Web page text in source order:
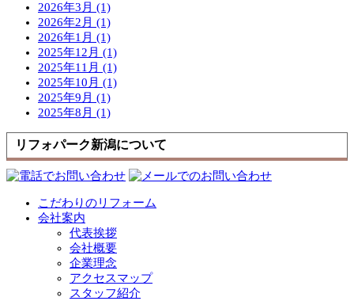
2026年3月 (1)
2026年2月 (1)
2026年1月 (1)
2025年12月 (1)
2025年11月 (1)
2025年10月 (1)
2025年9月 (1)
2025年8月 (1)
リフォパーク新潟について
こだわりのリフォーム
会社案内
代表挨拶
会社概要
企業理念
アクセスマップ
スタッフ紹介